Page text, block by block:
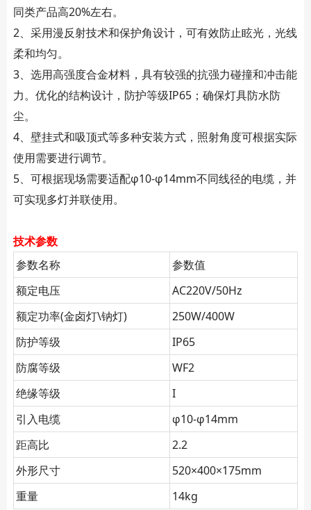
同类产品高20%左右。
2、采用漫反射技术和保护角设计，可有效防止眩光，光线
柔和均匀。
3、选用高强度合金材料，具有较强的抗强力碰撞和冲击能
力。优化的结构设计，防护等级IP65；确保灯具防水防
尘。
4、壁挂式和吸顶式等多种安装方式，照射角度可根据实际
使用需要进行调节。
5、可根据现场需要适配φ10-φ14mm不同线径的电缆，并
可实现多灯并联使用。
技术参数
参数名称
参数值
额定电压
AC220V/50Hz
额定功率(金卤灯\钠灯)
250W/400W
防护等级
IP65
防腐等级
WF2
绝缘等级
I
引入电缆
φ10-φ14mm
距高比
2.2
外形尺寸
520×400×175mm
重量
14kg